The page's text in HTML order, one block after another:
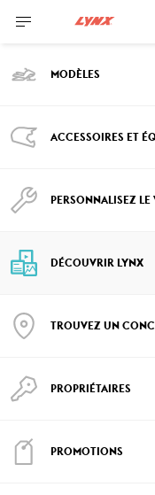
MODÈLES
ACCESSOIRES ET
PERSONNALISEZ LE
DÉCOUVRIR LYNX
TROUVEZ UN
PROPRIÉTAIRES
PROMOTIONS
DÉCOUVRIR
Système
LinQ
PLUS DE 200
Le système
transporter des
comme des sacs
prend que quelques
sécuritairement et
une force allant
EXPLOREZ